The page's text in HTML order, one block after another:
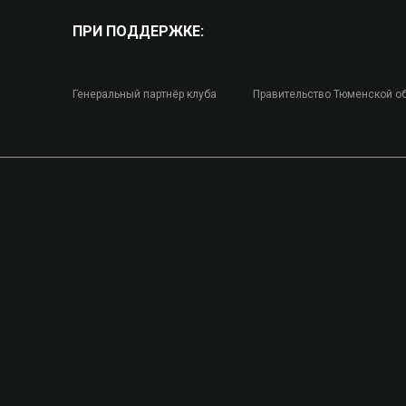
ПРИ ПОДДЕРЖКЕ:
Генеральный партнёр клуба Правительство Тюменской